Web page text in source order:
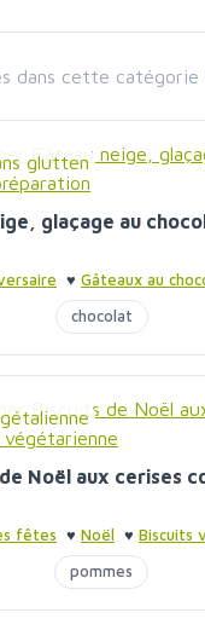
dans cette catégorie
glutten
glaçage au
♥ Gâteaux au
chocolat
Noël aux cerises
fêtes ♥ Noël ♥ Biscuits
pommes